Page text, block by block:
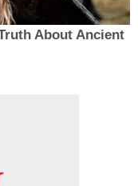
About Ancient